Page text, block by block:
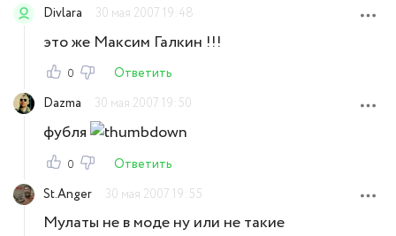
Divlara
30 мая 2007 19:48
это же Максим Галкин !!!
0
Ответить
Dazma
30 мая 2007 19:50
фубля
0
Ответить
St.Anger
30 мая 2007 19:55
Мулаты не в моде ну или не такие